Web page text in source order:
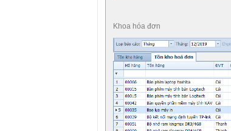
Khoa hóa đơn